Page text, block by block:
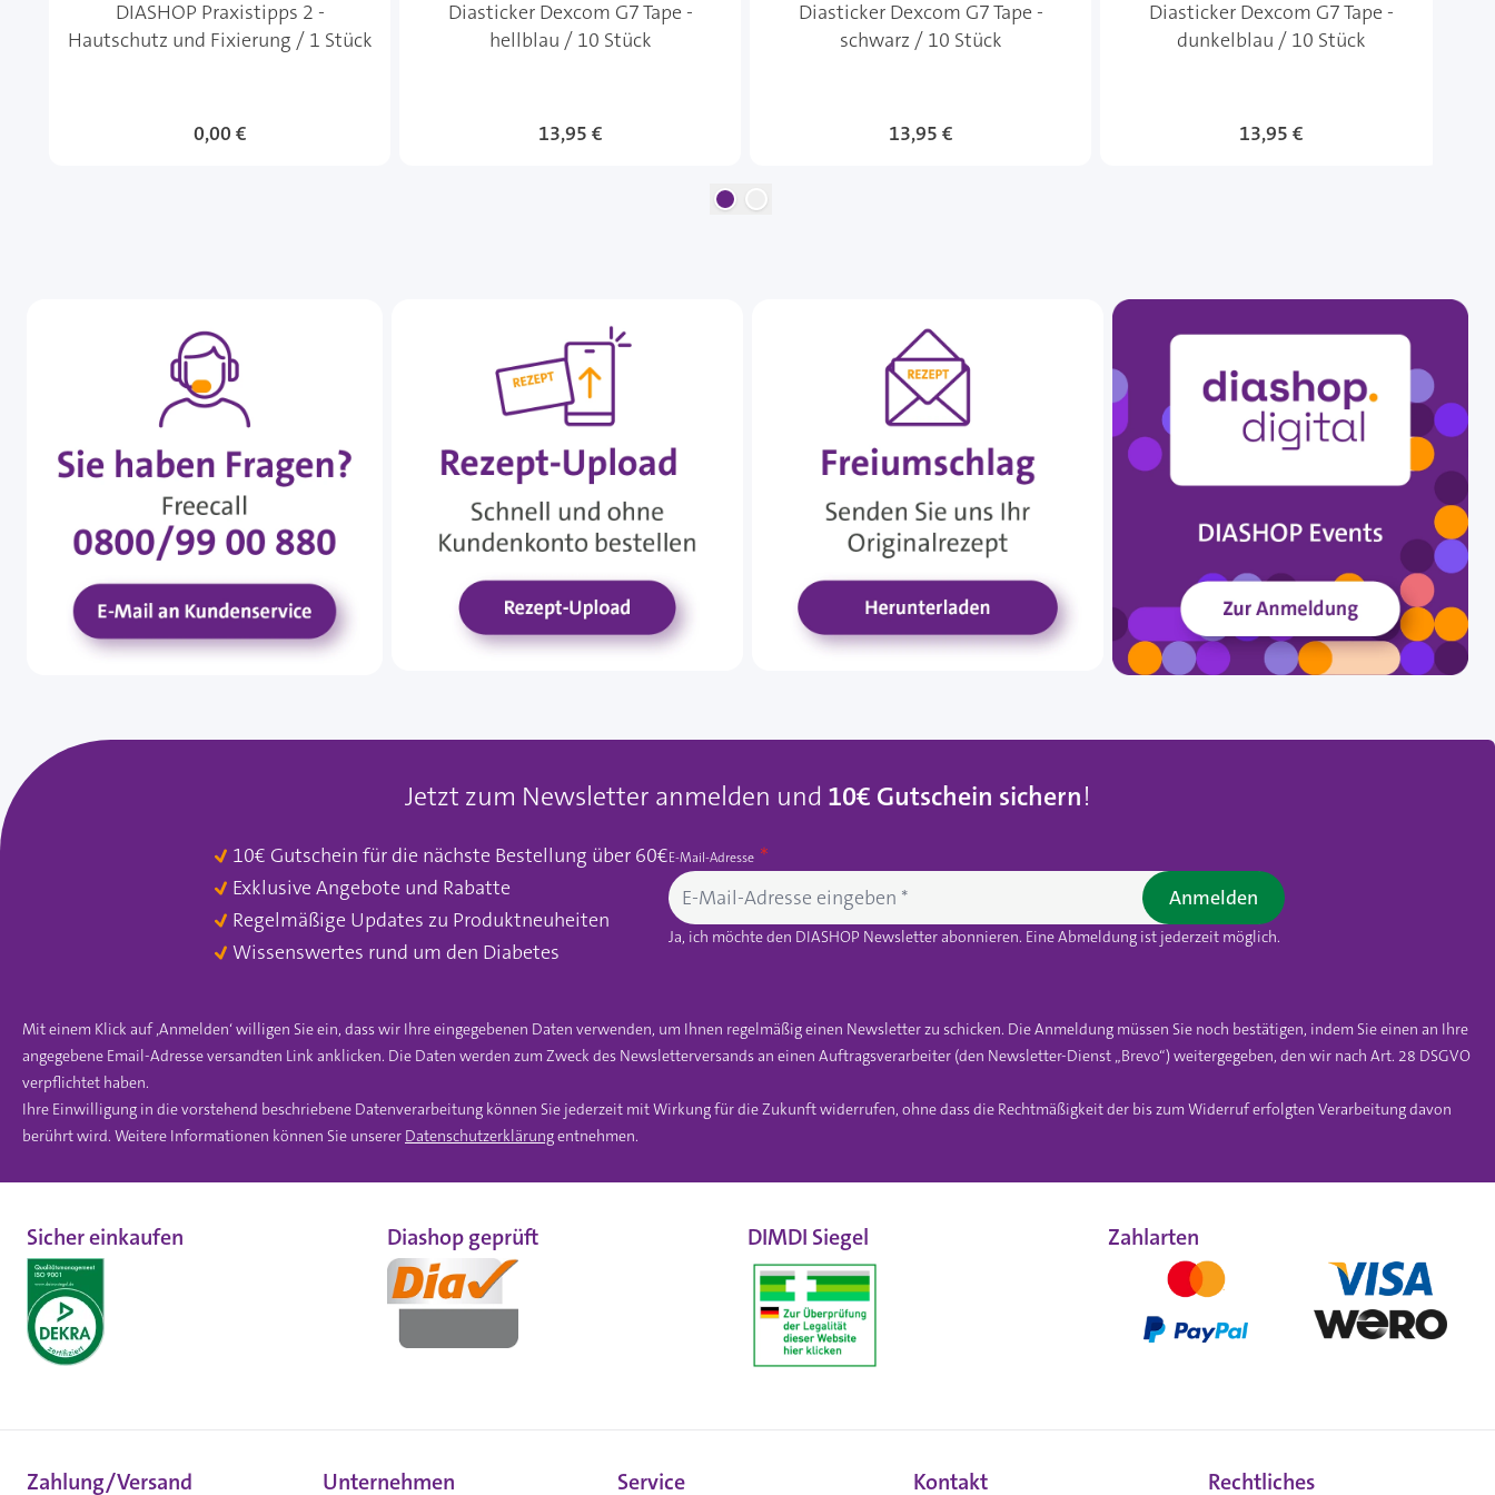
DIASHOP Praxistipps 2 -
Hautschutz und Fixierung / 1 Stück
0,00 €
Diasticker Dexcom G7 Tape -
hellblau / 10 Stück
13,95 €
Diasticker Dexcom G7 Tape -
schwarz / 10 Stück
13,95 €
Diasticker Dexcom G7 Tape -
dunkelblau / 10 Stück
13,95 €
Jetzt zum Newsletter anmelden und 10€ Gutschein sichern!
10€ Gutschein für die nächste Bestellung über 60€
Exklusive Angebote und Rabatte
Regelmäßige Updates zu Produktneuheiten
Wissenswertes rund um den Diabetes
E-Mail-Adresse
Ja, ich möchte den DIASHOP Newsletter abonnieren. Eine Abmeldung ist jederzeit möglich.
Anmelden
Mit einem Klick auf ‚Anmelden‘ willigen Sie ein, dass wir Ihre eingegebenen Daten verwenden, um Ihnen regelmäßig einen Newsletter zu schicken. Die Anmeldung müssen Sie noch bestätigen, indem Sie einen an Ihre
angegebene Email-Adresse versandten Link anklicken. Die Daten werden zum Zweck des Newsletterversands an einen Auftragsverarbeiter (den Newsletter-Dienst „Brevo“) weitergegeben, den wir nach Art. 28 DSGVO
verpflichtet haben.
Ihre Einwilligung in die vorstehend beschriebene Datenverarbeitung können Sie jederzeit mit Wirkung für die Zukunft widerrufen, ohne dass die Rechtmäßigkeit der bis zum Widerruf erfolgten Verarbeitung davon
berührt wird. Weitere Informationen können Sie unserer Datenschutzerklärungentnehmen.
Sicher einkaufen Diashop geprüft DIMDI Siegel Zahlarten
Zahlung/Versand Unternehmen Service Kontakt Rechtliches